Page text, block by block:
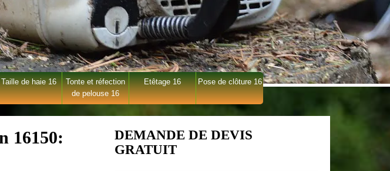
Taille de haie 16
Tonte et réfection
de pelouse 16
Etêtage 16 Pose de clôture 16
16150:
DEMANDE DE DEVIS
GRATUIT